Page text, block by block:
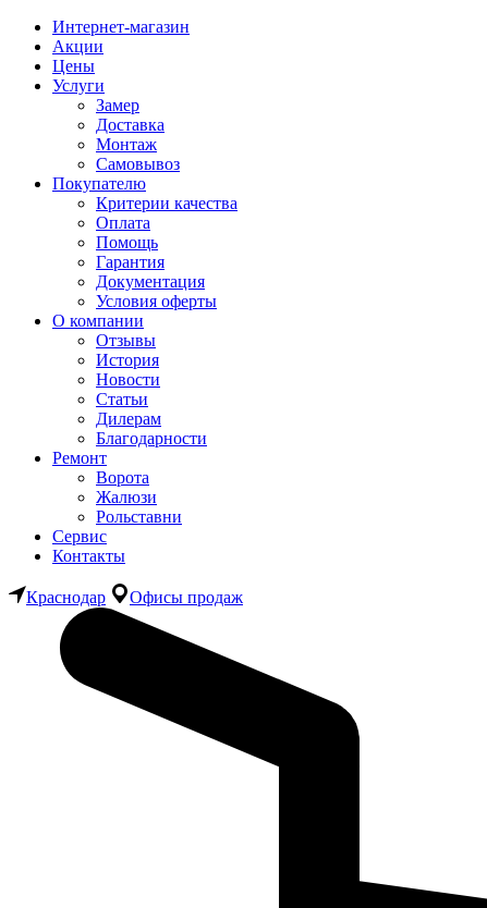
Интернет-магазин
Акции
Цены
Услуги
Замер
Доставка
Монтаж
Самовывоз
Покупателю
Критерии качества
Оплата
Помощь
Гарантия
Документация
Условия оферты
О компании
Отзывы
История
Новости
Статьи
Дилерам
Благодарности
Ремонт
Ворота
Жалюзи
Рольставни
Сервис
Контакты
Краснодар Офисы продаж